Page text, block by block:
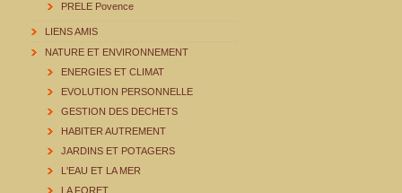
PRELE Povence
LIENS AMIS
NATURE ET ENVIRONNEMENT
ENERGIES ET CLIMAT
EVOLUTION PERSONNELLE
GESTION DES DECHETS
HABITER AUTREMENT
JARDINS ET POTAGERS
L'EAU ET LA MER
LA FORET